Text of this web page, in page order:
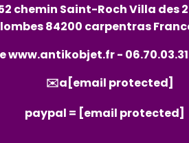
chemin Saint-Roch Villa des 2
84200 carpentras
www.antikobjet.fr-
✉️a [email protected]
paypal = [email protected]